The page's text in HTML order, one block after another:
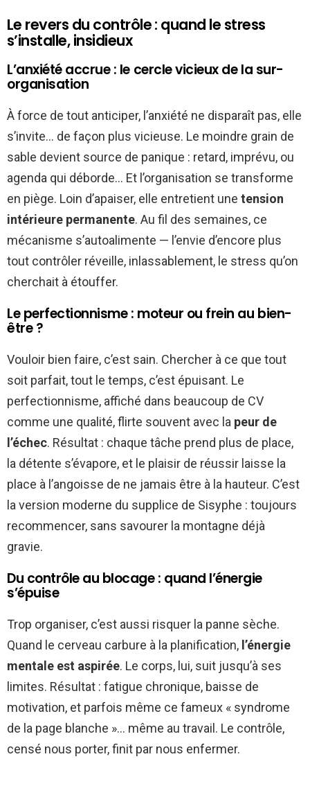
Le revers du contrôle : quand le stress
s’installe, insidieux
L’anxiété accrue : le cercle vicieux de la sur-
organisation
À force de tout anticiper, l’anxiété ne disparaît pas, elle
s’invite… de façon plus vicieuse. Le moindre grain de
sable devient source de panique : retard, imprévu, ou
agenda qui déborde… Et l’organisation se transforme
en piège. Loin d’apaiser, elle entretient une tension
intérieure permanente. Au fil des semaines, ce
mécanisme s’autoalimente — l’envie d’encore plus
tout contrôler réveille, inlassablement, le stress qu’on
cherchait à étouffer.
Le perfectionnisme : moteur ou frein au bien-
être ?
Vouloir bien faire, c’est sain. Chercher à ce que tout
soit parfait, tout le temps, c’est épuisant. Le
perfectionnisme, affiché dans beaucoup de CV
comme une qualité, flirte souvent avec la peur de
l’échec. Résultat : chaque tâche prend plus de place,
la détente s’évapore, et le plaisir de réussir laisse la
place à l’angoisse de ne jamais être à la hauteur. C’est
la version moderne du supplice de Sisyphe : toujours
recommencer, sans savourer la montagne déjà
gravie.
Du contrôle au blocage : quand l’énergie
s’épuise
Trop organiser, c’est aussi risquer la panne sèche.
Quand le cerveau carbure à la planification, l’énergie
mentale est aspirée. Le corps, lui, suit jusqu’à ses
limites. Résultat : fatigue chronique, baisse de
motivation, et parfois même ce fameux « syndrome
de la page blanche »… même au travail. Le contrôle,
censé nous porter, finit par nous enfermer.